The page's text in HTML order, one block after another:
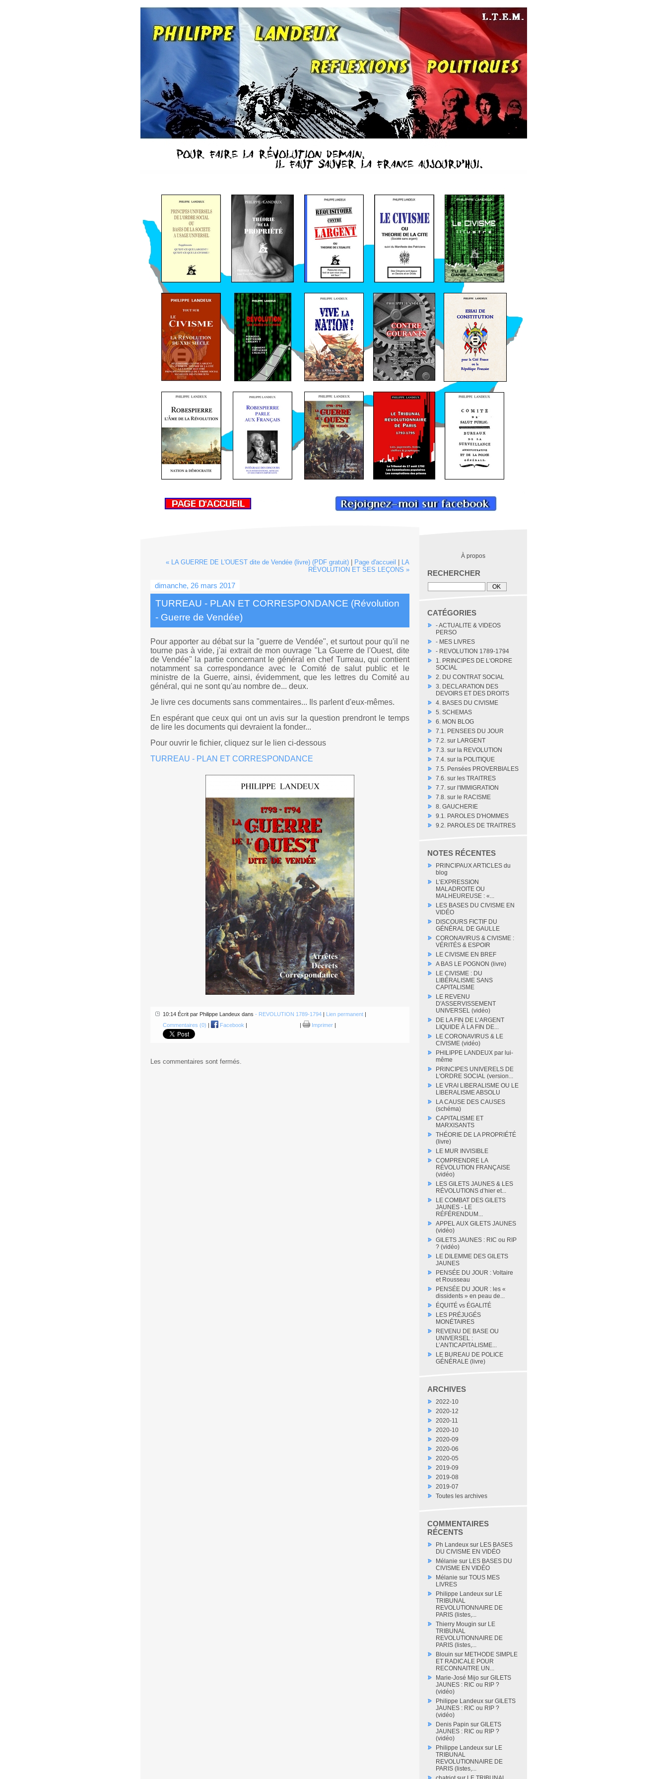
À propos
RECHERCHER
CATÉGORIES
- ACTUALITE & VIDEOS
PERSO
- MES LIVRES
- REVOLUTION 1789-1794
1. PRINCIPES DE L'ORDRE
SOCIAL
2. DU CONTRAT SOCIAL
3. DECLARATION DES
DEVOIRS ET DES DROITS
4. BASES DU CIVISME
5. SCHEMAS
6. MON BLOG
7.1. PENSEES DU JOUR
7.2. sur LARGENT
7.3. sur la REVOLUTION
7.4. sur la POLITIQUE
7.5. Pensées PROVERBIALES
7.6. sur les TRAITRES
7.7. sur l'IMMIGRATION
7.8. sur le RACISME
8. GAUCHERIE
9.1. PAROLES D'HOMMES
9.2. PAROLES DE TRAITRES
NOTES RÉCENTES
PRINCIPAUX ARTICLES du
blog
L’EXPRESSION
MALADROITE OU
MALHEUREUSE : «...
LES BASES DU CIVISME EN
VIDÉO
DISCOURS FICTIF DU
GÉNÉRAL DE GAULLE
CORONAVIRUS & CIVISME :
VÉRITÉS & ESPOIR
LE CIVISME EN BREF
A BAS LE POGNON (livre)
LE CIVISME : DU
LIBÉRALISME SANS
CAPITALISME
LE REVENU
D'ASSERVISSEMENT
UNIVERSEL (vidéo)
DE LA FIN DE L’ARGENT
LIQUIDE À LA FIN DE...
LE CORONAVIRUS & LE
CIVISME (vidéo)
PHILIPPE LANDEUX par lui-
même
PRINCIPES UNIVERELS DE
L'ORDRE SOCIAL (version...
LE VRAI LIBERALISME OU LE
LIBERALISME ABSOLU
LA CAUSE DES CAUSES
(schéma)
CAPITALISME ET
MARXISANTS
THÉORIE DE LA PROPRIÉTÉ
(livre)
LE MUR INVISIBLE
COMPRENDRE LA
RÉVOLUTION FRANÇAISE
(vidéo)
LES GILETS JAUNES & LES
RÉVOLUTIONS d’hier et...
LE COMBAT DES GILETS
JAUNES - LE
RÉFÉRENDUM...
APPEL AUX GILETS JAUNES
(vidéo)
GILETS JAUNES : RIC ou RIP
? (vidéo)
LE DILEMME DES GILETS
JAUNES
PENSÉE DU JOUR : Voltaire
et Rousseau
PENSÉE DU JOUR : les «
dissidents » en peau de...
ÉQUITÉ vs ÉGALITÉ
LES PRÉJUGÉS
MONÉTAIRES
REVENU DE BASE OU
UNIVERSEL :
L’ANTICAPITALISME...
LE BUREAU DE POLICE
GÉNÉRALE (livre)
ARCHIVES
2022-10
2020-12
2020-11
2020-10
2020-09
2020-06
2020-05
2019-09
2019-08
2019-07
Toutes les archives
COMMENTAIRES
RÉCENTS
Ph Landeuxsur LES BASES
DU CIVISME EN VIDÉO
Mélanie sur LES BASES DU
CIVISME EN VIDÉO
Mélanie sur TOUS MES
LIVRES
Philippe Landeuxsur LE
TRIBUNAL
REVOLUTIONNAIRE DE
PARIS (listes,...
Thierry Mougin sur LE
TRIBUNAL
REVOLUTIONNAIRE DE
PARIS (listes,...
Blouin sur METHODE SIMPLE
ET RADICALE POUR
RECONNAITRE UN...
Marie-José Mijosur GILETS
JAUNES : RIC ou RIP ?
(vidéo)
Philippe Landeuxsur GILETS
JAUNES : RIC ou RIP ?
(vidéo)
Denis Papin sur GILETS
JAUNES : RIC ou RIP ?
(vidéo)
Philippe Landeuxsur LE
TRIBUNAL
REVOLUTIONNAIRE DE
PARIS (listes,...
« LA GUERRE DE L'OUEST dite de Vendée (livre) (PDF gratuit)| Page d'accueil
LA
RÉVOLUTION ET SES LEÇONS »
dimanche, 26 mars 2017
TURREAU - PLAN ET CORRESPONDANCE (Révolution
- Guerre de Vendée)
Pour apporter au débat sur la "guerre de Vendée", et surtout pour qu'il ne
tourne pas à vide, j'ai extrait de mon ouvrage "La Guerre de l'Ouest, dite
de Vendée" la partie concernant le général en chef Turreau, qui contient
notamment sa correspondance avec le Comité de salut public et le
ministre de la Guerre, ainsi, évidemment, que les lettres du Comité au
général, qui ne sont qu'au nombre de... deux.
Je livre ces documents sans commentaires... Ils parlent d'eux-mêmes.
En espérant que ceux qui ont un avis sur la question prendront le temps
de lire les documents qui devraient la fonder...
Pour ouvrir le fichier, cliquez sur le lien ci-dessous
TURREAU - PLAN ET CORRESPONDANCE
10:14 Écrit par Philippe Landeux dans - REVOLUTION 1789-1794| Lien permanent|
Commentaires (0) | Facebook | | Imprimer|
Les commentaires sont fermés.